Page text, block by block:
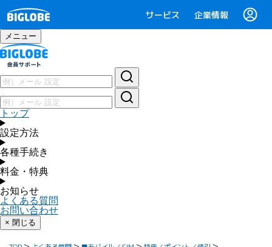
サービス 企業情報
メニュー
トップ
設定方法
各種手続き
料金・特典
お知らせ
よくある質問
お問い合わせ
× 閉じる